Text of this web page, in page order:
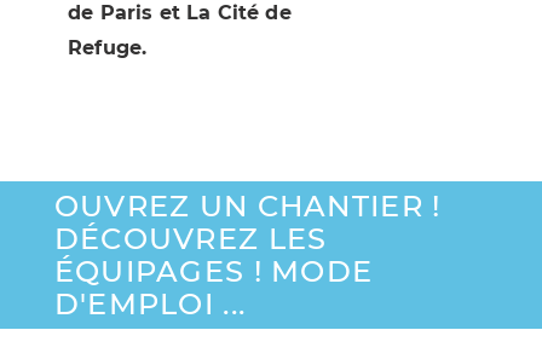
de Paris et La Cité de
Refuge.
OUVREZ UN CHANTIER !
DÉCOUVREZ LES
ÉQUIPAGES ! MODE
D'EMPLOI ...